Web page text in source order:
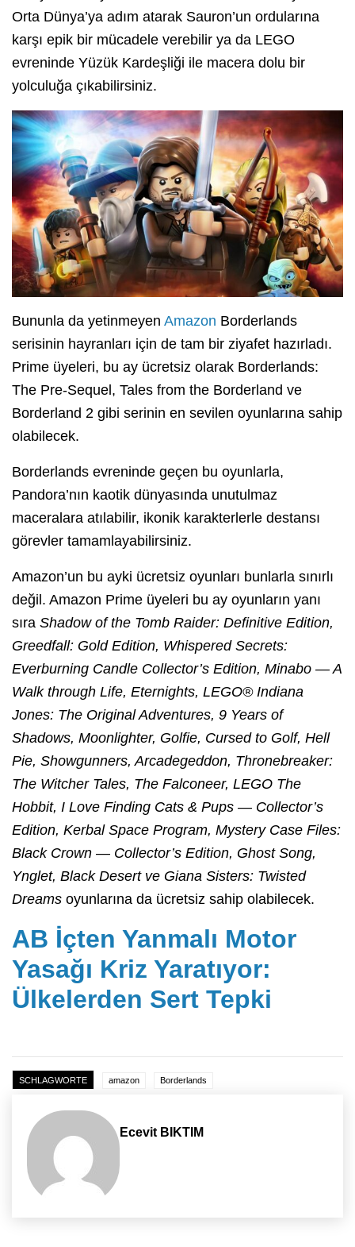
Orta Dünya’ya adım atarak Sauron’un ordularına
karşı epik bir mücadele verebilir ya da LEGO
evreninde Yüzük Kardeşliği ile macera dolu bir
yolculuğa çıkabilirsiniz.
Bununla da yetinmeyen Amazon Borderlands
serisinin hayranları için de tam bir ziyafet hazırladı.
Prime üyeleri, bu ay ücretsiz olarak Borderlands:
The Pre-Sequel, Tales from the Borderland ve
Borderland 2 gibi serinin en sevilen oyunlarına sahip
olabilecek.
Borderlands evreninde geçen bu oyunlarla,
Pandora’nın kaotik dünyasında unutulmaz
maceralara atılabilir, ikonik karakterlerle destansı
görevler tamamlayabilirsiniz.
Amazon’un bu ayki ücretsiz oyunları bunlarla sınırlı
değil. Amazon Prime üyeleri bu ay oyunların yanı
sıra Shadow of the Tomb Raider: Definitive Edition,
Greedfall: Gold Edition, Whispered Secrets:
Everburning Candle Collector’s Edition, Minabo — A
Walk through Life, Eternights, LEGO® Indiana
Jones: The Original Adventures, 9 Years of
Shadows, Moonlighter, Golfie, Cursed to Golf, Hell
Pie, Showgunners, Arcadegeddon, Thronebreaker:
The Witcher Tales, The Falconeer, LEGO The
Hobbit, I Love Finding Cats & Pups — Collector’s
Edition, Kerbal Space Program, Mystery Case Files:
Black Crown — Collector’s Edition, Ghost Song,
Ynglet, Black Desert ve Giana Sisters: Twisted
Dreams oyunlarına da ücretsiz sahip olabilecek.
AB İçten Yanmalı Motor
Yasağı Kriz Yaratıyor:
Ülkelerden Sert Tepki
SCHLAGWORTE amazon Borderlands
Ecevit BIKTIM